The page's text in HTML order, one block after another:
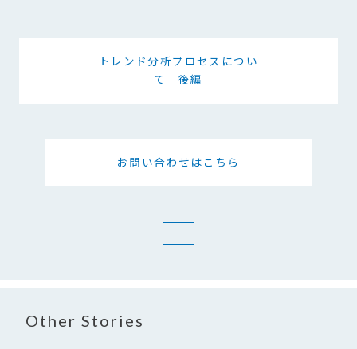
トレンド分析プロセスについ
て 後編
お問い合わせはこちら
Other Stories